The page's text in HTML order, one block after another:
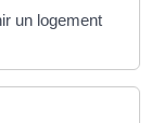
un logement